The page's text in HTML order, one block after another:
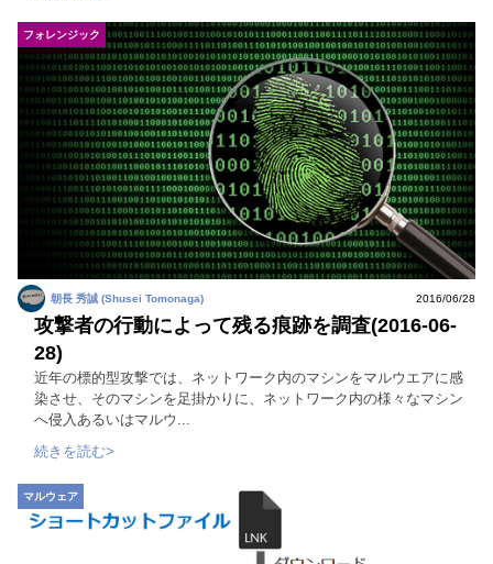
フォレンジック
朝長 秀誠 (Shusei Tomonaga) 2016/06/28
攻撃者の行動によって残る痕跡を調査(2016-06-
28)
近年の標的型攻撃では、ネットワーク内のマシンをマルウエアに感
染させ、そのマシンを足掛かりに、ネットワーク内の様々なマシン
へ侵入あるいはマルウ...
続きを読む>
マルウェア